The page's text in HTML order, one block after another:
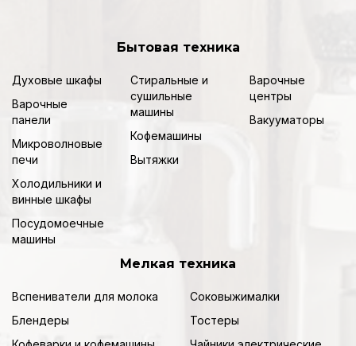
Бытовая техника
Духовые шкафы
Варочные
панели
Микроволновые
печи
Холодильники и
винные шкафы
Посудомоечные
машины
Стиральные и
сушильные
машины
Кофемашины
Вытяжки
Варочные
центры
Вакууматоры
Мелкая техника
Вспениватели для молока
Блендеры
Соковыжималки
Тостеры